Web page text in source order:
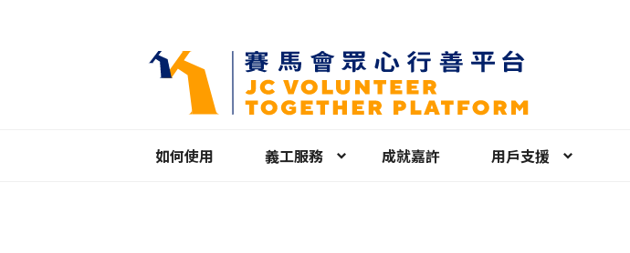
如何使用 義工服務 成就嘉許 用戶支援